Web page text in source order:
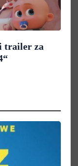
trailer za